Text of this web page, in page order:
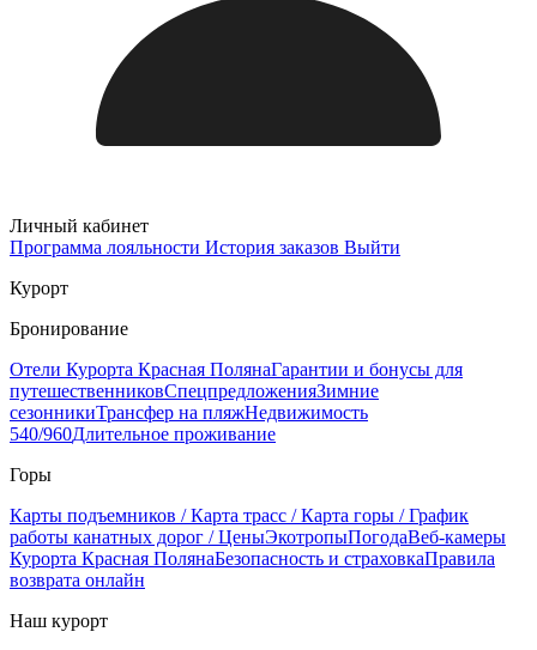
Личный кабинет
Программа лояльности История заказов Выйти
Курорт
Бронирование
Отели Курорта Красная ПолянаГарантии и бонусы для
путешественниковСпецпредложенияЗимние
сезонникиТрансфер на пляжНедвижимость
540/960Длительное проживание
Горы
Карты подъемников / Карта трасс / Карта горы / График
работы канатных дорог / ЦеныЭкотропыПогодаВеб-камеры
Курорта Красная ПолянаБезопасность и страховкаПравила
возврата онлайн
Наш курорт